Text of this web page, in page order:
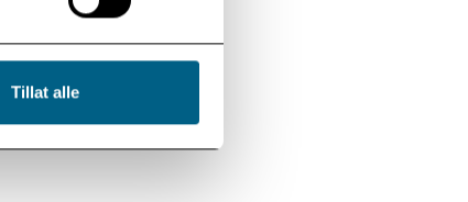
Tillat alle